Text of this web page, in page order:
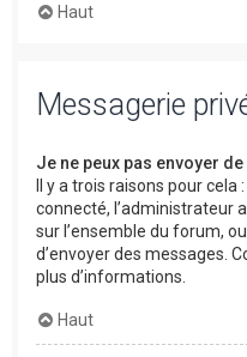
Haut
Messagerie
Je ne peux pas envoyer
Il y a trois raisons pour
connecté, l’administrateur
sur l’ensemble du forum,
d’envoyer des messages.
plus d’informations.
Haut